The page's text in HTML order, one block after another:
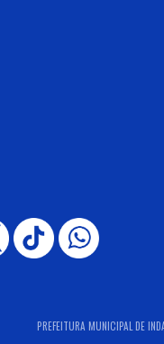
PREFEITURA MUNICIPAL DE